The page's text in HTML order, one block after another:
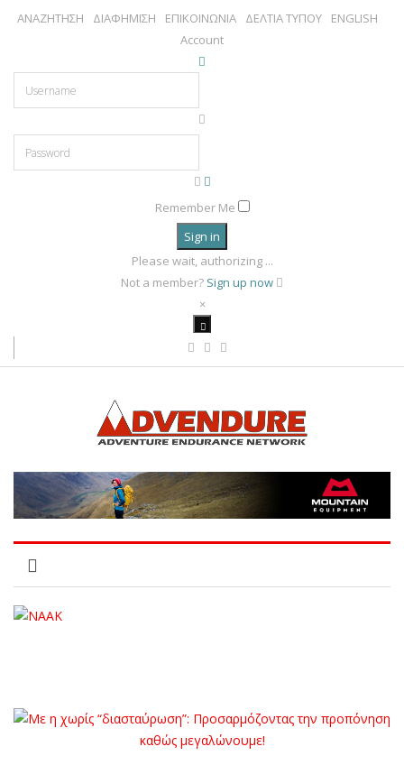
ΑΝΑΖΗΤΗΣΗ ΔΙΑΦΗΜΙΣΗ ΕΠΙΚΟΙΝΩΝΙΑ ΔΕΛΤΙΑ ΤΥΠΟΥ
ENGLISH
Account
Remember Me
Sign in
Please wait, authorizing ...
Not a member? Sign up now
×